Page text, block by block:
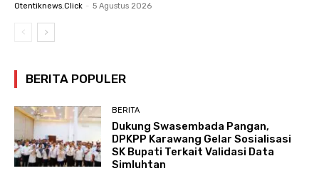
Otentiknews.click - 5 Agustus 2026
BERITA POPULER
BERITA
Dukung Swasembada Pangan,
DPKPP Karawang Gelar Sosialisasi
SK Bupati Terkait Validasi Data
Simluhtan